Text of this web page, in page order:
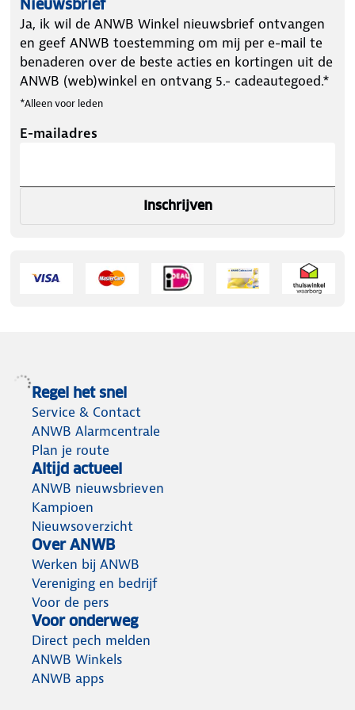
Nieuwsbrief
Ja, ik wil de ANWB Winkel nieuwsbrief ontvangen
en geef ANWB toestemming om mij per e-mail te
benaderen over de beste acties en kortingen uit de
ANWB (web)winkel en ontvang 5.- cadeautegoed.*
*Alleen voor leden
E-mailadres
Inschrijven
Regel het snel
Service & Contact
ANWB Alarmcentrale
Plan je route
Altijd actueel
ANWB nieuwsbrieven
Kampioen
Nieuwsoverzicht
Over ANWB
Werken bij ANWB
Vereniging en bedrijf
Voor de pers
Voor onderweg
Direct pech melden
ANWB Winkels
ANWB apps